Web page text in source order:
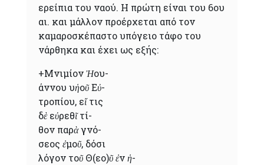
ερείπια του ναού. Η πρώτη είναι του 6ου
αι. και μάλλον προέρχεται από τον
καμαροσκέπαστο υπόγειο τάφο του
νάρθηκα και έχει ως εξής:
+Mνιμίον Ἠου-
άννου υἡοῦ Εὐ-
τροπίου, εἴ τις
δὲ εὐρεθῖ τί-
θον παρὰ γνό-
σεoς ἐμοῦ, δόσι
λόγον τοῦ Θ(εο)ῦ ἐν ἡ-